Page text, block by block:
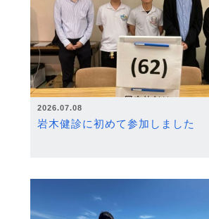
2026.07.08
岩木健診に初めて参加しました